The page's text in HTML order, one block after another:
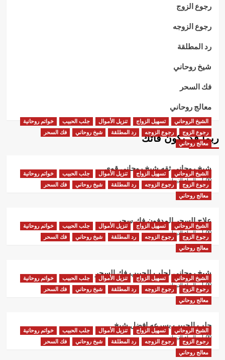
رجوع الزوج
رجوع الزوجه
رد المطلقة
شيخ روحاني
فك السحر
معالج روحاني
ربما قد يكون فاتك
الشيخ الروحاني تسهيل الزواج تنزيل الأموال جلب الحبيب
خواتم روحانية
رجوع الزوج
رجوع الزوجه رد المطلقة شيخ روحاني
فك السحر
معالج روحاني
شيخ روحاني ثقه شيخ روحاني قوي
أبو البراء التيجاني
الشيخ الروحاني تسهيل الزواج تنزيل الأموال جلب الحبيب
خواتم روحانية
رجوع الزوج
رجوع الزوجه رد المطلقة شيخ روحاني
فك السحر
معالج روحاني
علاج السحر المدفون فك سحر
أبو البراء التيجاني
الشيخ الروحاني تسهيل الزواج تنزيل الأموال جلب الحبيب
خواتم روحانية
رجوع الزوج
رجوع الزوجه رد المطلقة شيخ روحاني
فك السحر
معالج روحاني
شيخ روحاني لجلب الحبيب فك السحر
أبو البراء التيجاني
الشيخ الروحاني تسهيل الزواج تنزيل الأموال جلب الحبيب
خواتم روحانية
رجوع الزوج
رجوع الزوجه رد المطلقة شيخ روحاني
فك السحر
معالج روحاني
جلب الحبيب بسرعه افضل شيخ
أبو البراء التيجاني
الشيخ الروحاني تسهيل الزواج تنزيل الأموال جلب الحبيب
خواتم روحانية
رجوع الزوج
رجوع الزوجه رد المطلقة شيخ روحاني
فك السحر
معالج روحاني